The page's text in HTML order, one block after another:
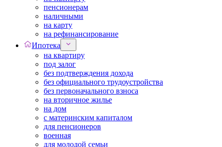
пенсионерам
наличными
на карту
на рефинансирование
Ипотека
на квартиру
под залог
без подтверждения дохода
без официального трудоустройства
без первоначального взноса
на вторичное жилье
на дом
с материнским капиталом
для пенсионеров
военная
для молодой семьи